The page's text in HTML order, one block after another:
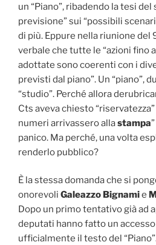
un “Piano”, ribadendo la tesi
previsione” sui “possibili scenari
di più. Eppure nella riunione del
verbale che tutte le “azioni fino
adottate sono coerenti con i
previsti dal piano”. Un “piano”,
“studio”. Perché allora
Cts aveva chiesto
numeri arrivassero allastampa
panico. Ma perché, una volta
renderlo pubblico?
È la stessa domanda che si
onorevoli Galeazzo Bignamie
Dopo un primo tentativo già ad
deputati hanno fatto un
ufficialmente il testo del